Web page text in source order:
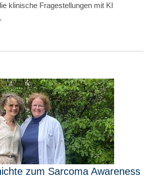
klinische Fragestellungen mit KI
zum Sarcoma Awareness